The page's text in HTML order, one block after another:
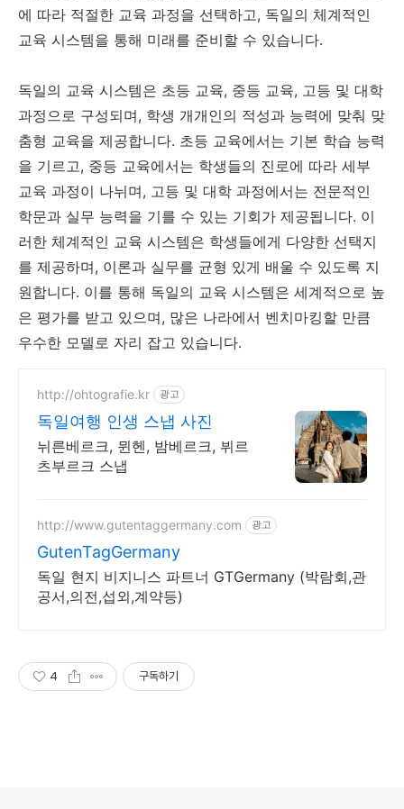
에 따라 적절한 교육 과정을 선택하고, 독일의 체계적인
교육 시스템을 통해 미래를 준비할 수 있습니다.
독일의 교육 시스템은 초등 교육, 중등 교육, 고등 및 대학
과정으로 구성되며, 학생 개개인의 적성과 능력에 맞춰 맞
춤형 교육을 제공합니다. 초등 교육에서는 기본 학습 능력
을 기르고, 중등 교육에서는 학생들의 진로에 따라 세부
교육 과정이 나뉘며, 고등 및 대학 과정에서는 전문적인
학문과 실무 능력을 기를 수 있는 기회가 제공됩니다. 이
러한 체계적인 교육 시스템은 학생들에게 다양한 선택지
를 제공하며, 이론과 실무를 균형 있게 배울 수 있도록 지
원합니다. 이를 통해 독일의 교육 시스템은 세계적으로 높
은 평가를 받고 있으며, 많은 나라에서 벤치마킹할 만큼
우수한 모델로 자리 잡고 있습니다.
http://ohtografie.kr 광고
독일여행 인생 스냅 사진
뉘른베르크, 뮌헨, 밤베르크, 뷔르
츠부르크 스냅
http://www.gutentaggermany.com 광고
GutenTagGermany
독일 현지 비지니스 파트너 GTGermany (박람회,관
공서,의전,섭외,계약등)
4 구독하기